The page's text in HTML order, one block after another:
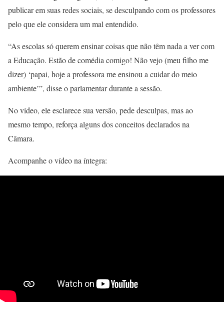
publicar em suas redes sociais, se desculpando com os professores
pelo que ele considera um mal entendido.
“As escolas só querem ensinar coisas que não têm nada a ver com
a Educação. Estão de comédia comigo! Não vejo (meu filho me
dizer) ‘papai, hoje a professora me ensinou a cuidar do meio
ambiente’”, disse o parlamentar durante a sessão.
No vídeo, ele esclarece sua versão, pede desculpas, mas ao
mesmo tempo, reforça alguns dos conceitos declarados na
Câmara.
Acompanhe o vídeo na íntegra: